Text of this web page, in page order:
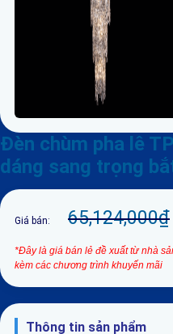
Đèn chùm pha lê
dáng sang trọng
Giá bán: 65,124,000₫
*Đây là giá bán lẻ đề xuất từ nhà
kèm các chương trình khuyến mãi
Thông tin sản phẩm